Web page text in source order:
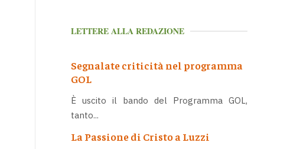
LETTERE ALLA REDAZIONE
Segnalate criticità nel programma
GOL
È uscito il bando del Programma GOL,
tanto...
La Passione di Cristo a Luzzi